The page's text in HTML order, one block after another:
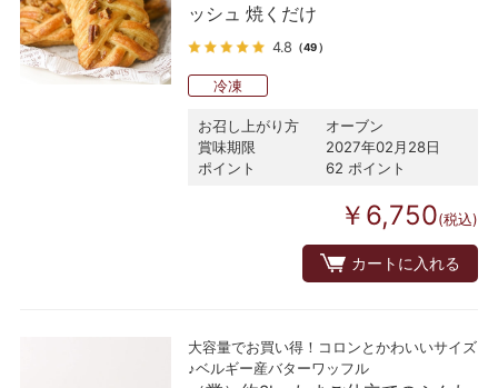
ッシュ 焼くだけ
4.8 （49）
冷凍
お召し上がり方
オーブン
賞味期限
2027年02月28日
ポイント
62 ポイント
￥6,750(税込)
カートに入れる
大容量でお買い得！コロンとかわいいサイズ
♪ベルギー産バターワッフル